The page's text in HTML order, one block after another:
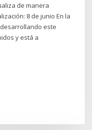
de manera
8 de junio En la
este
y está a